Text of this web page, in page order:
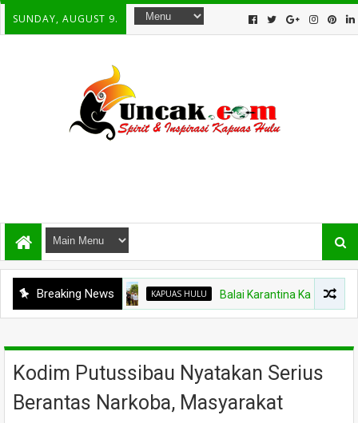
SUNDAY, AUGUST 9.
Breaking NewsKAPUAS HULU Balai Karantina Kalbar Tinjau Jalur
Kodim Putussibau Nyatakan Serius
Berantas Narkoba, Masyarakat